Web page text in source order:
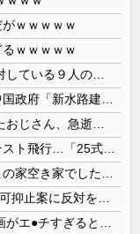
ｗｗｗｗｗ
ｗｗｗｗｗ